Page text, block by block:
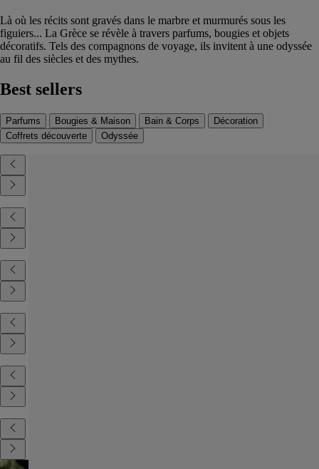
Là où les récits sont gravés dans le marbre et murmurés sous les
figuiers... La Grèce se révèle à travers parfums, bougies et objets
décoratifs. Tels des compagnons de voyage, ils invitent à une odyssée
au fil des siècles et des mythes.
Best sellers
Parfums Bougies & Maison Bain & Corps
Décoration
Coffrets découverte
Odyssée